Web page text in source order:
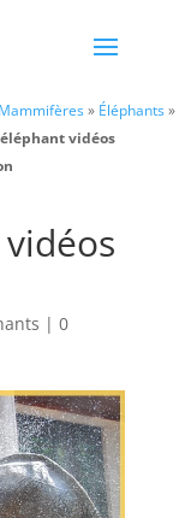
Mammifères» Éléphants»
vidéos
| 0